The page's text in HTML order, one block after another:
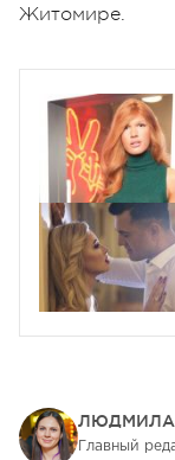
Житомире.
ЛЮДМИЛА
Главный